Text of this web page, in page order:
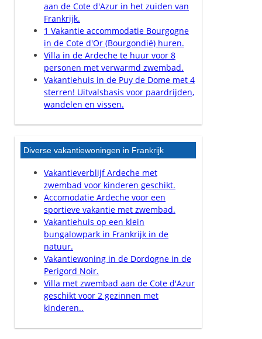
aan de Cote d'Azur in het zuiden van
Frankrijk.
1 Vakantie accommodatie Bourgogne
in de Cote d'Or (Bourgondië) huren.
Villa in de Ardeche te huur voor 8
personen met verwarmd zwembad.
Vakantiehuis in de Puy de Dome met 4
sterren! Uitvalsbasis voor paardrijden,
wandelen en vissen.
Diverse vakantiewoningen in Frankrijk
Vakantieverblijf Ardeche met
zwembad voor kinderen geschikt.
Accomodatie Ardeche voor een
sportieve vakantie met zwembad.
Vakantiehuis op een klein
bungalowpark in Frankrijk in de
natuur.
Vakantiewoning in de Dordogne in de
Perigord Noir.
Villa met zwembad aan de Cote d'Azur
geschikt voor 2 gezinnen met
kinderen..